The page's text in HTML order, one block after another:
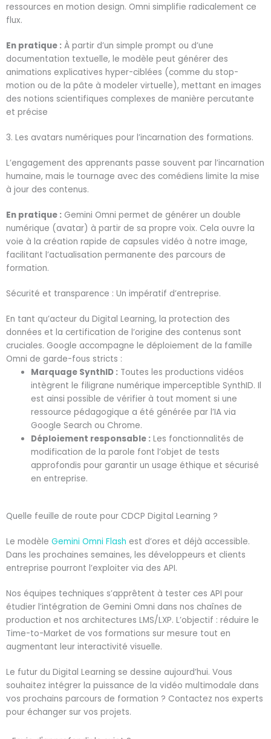
ressources en motion design. Omni simplifie radicalement ce
flux.
En pratique : À partir d’un simple prompt ou d’une
documentation textuelle, le modèle peut générer des
animations explicatives hyper-ciblées (comme du stop-
motion ou de la pâte à modeler virtuelle), mettant en images
des notions scientifiques complexes de manière percutante
et précise
3. Les avatars numériques pour l’incarnation des formations.
L’engagement des apprenants passe souvent par l’incarnation
humaine, mais le tournage avec des comédiens limite la mise
à jour des contenus.
En pratique : Gemini Omni permet de générer un double
numérique (avatar) à partir de sa propre voix. Cela ouvre la
voie à la création rapide de capsules vidéo à notre image,
facilitant l’actualisation permanente des parcours de
formation.
Sécurité et transparence : Un impératif d’entreprise.
En tant qu’acteur du Digital Learning, la protection des
données et la certification de l’origine des contenus sont
cruciales. Google accompagne le déploiement de la famille
Omni de garde-fous stricts :
Marquage SynthID : Toutes les productions vidéos
intègrent le filigrane numérique imperceptible SynthID. Il
est ainsi possible de vérifier à tout moment si une
ressource pédagogique a été générée par l’IA via
Google Search ou Chrome.
Déploiement responsable : Les fonctionnalités de
modification de la parole font l’objet de tests
approfondis pour garantir un usage éthique et sécurisé
en entreprise.
Quelle feuille de route pour CDCP Digital Learning ?
Le modèle Gemini Omni Flash est d’ores et déjà accessible.
Dans les prochaines semaines, les développeurs et clients
entreprise pourront l’exploiter via des API.
Nos équipes techniques s’apprêtent à tester ces API pour
étudier l’intégration de Gemini Omni dans nos chaînes de
production et nos architectures LMS/LXP. L’objectif : réduire le
Time-to-Market de vos formations sur mesure tout en
augmentant leur interactivité visuelle.
Le futur du Digital Learning se dessine aujourd’hui. Vous
souhaitez intégrer la puissance de la vidéo multimodale dans
vos prochains parcours de formation ? Contactez nos experts
pour échanger sur vos projets.